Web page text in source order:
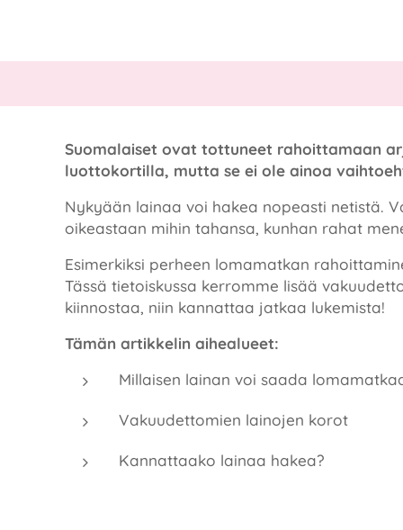
Suomalaiset ovat tottuneet rahoittamaan
luottokortilla, mutta se ei ole ainoa
Nykyään lainaa voi hakea nopeasti netistä.
oikeastaan mihin tahansa, kunhan rahat
Esimerkiksi perheen lomamatkan
Tässä tietoiskussa kerromme lisää
kiinnostaa, niin kannattaa jatkaa lukemista!
Tämän artikkelin aihealueet:
Millaisen lainan voi saada
Vakuudettomien lainojen korot
Kannattaako lainaa hakea?